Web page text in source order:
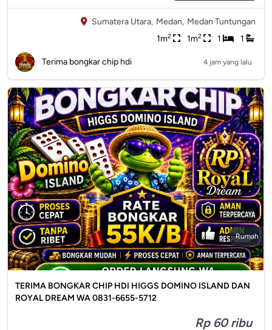
Sumatera Utara, Medan, Medan Tuntungan
1m2 1m2 1 1
Terima bongkar chip hdi 4 jam yang lalu
Rumah
TERIMA BONGKAR CHIP HDI HIGGS DOMINO ISLAND DAN
ROYAL DREAM WA 0831-6655-5712
Rp 60 ribu